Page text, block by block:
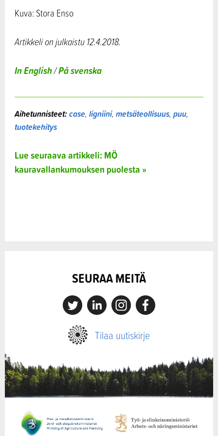
Kuva: Stora Enso
Artikkeli on julkaistu 12.4.2018.
In English/På svenska
Aihetunnisteet:case, ligniini, metsäteollisuus, puu,
tuotekehitys
Lue seuraava artikkeli: MÖ
kauravallankumouksen puolesta »
SEURAA MEITÄ
X LinkedinInstagramFacebook
Tilaa uutiskirje